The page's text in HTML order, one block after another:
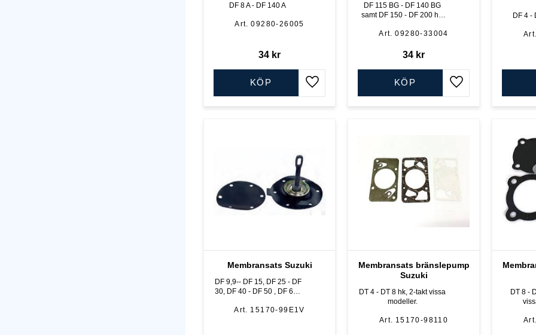
DF 8 A - DF 140 A
09280-26005
34 kr
Lägg till i favoriter
KÖP
DF 115 BG - DF 140 BG
samt DF 150 - DF 200 hk,
09280-33004
34 kr
Lägg till i favoriter
KÖP
DF 4 -
Membransats Suzuki
DF 9,9-- DF 15, DF 25 - DF
30, DF 40 - DF 50 , DF 60 -
15170-99E1V
Membransats bränslepump
Suzuki
DT 4 - DT 8 hk, 2-takt vissa
modeller.
15170-98110
DT 8 -